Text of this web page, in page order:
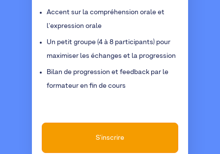
Accent sur la compréhension orale et
l'expression orale
Un petit groupe (4 à 8 participants) pour
maximiser les échanges et la progression
Bilan de progression et feedback par le
formateur en fin de cours
S'inscrire